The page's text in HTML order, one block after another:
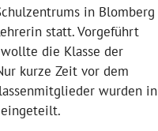
in Blomberg
statt. Vorgeführt
die Klasse der
kurze Zeit vor dem
wurden in